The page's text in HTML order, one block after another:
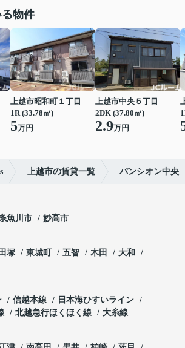
物件
上越市昭和町１丁目
1R (33.78㎡)
5万円
上越市中央５丁目
2DK (37.80㎡)
2.9万円
上越市の賃貸一覧 パンシオン中央
魚川市 妙高市
田塚 東城町 五智 木田
大和
信越本線
日本海ひすいライン
北越急行ほくほく線 大糸線